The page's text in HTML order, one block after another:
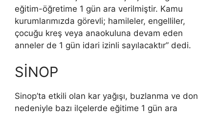
eğitim-öğretime 1 gün ara verilmiştir. Kamu
kurumlarımızda görevli; hamileler, engelliler,
çocuğu kreş veya anaokuluna devam eden
anneler de 1 gün idari izinli sayılacaktır” dedi.
SİNOP
Sinop’ta etkili olan kar yağışı, buzlanma ve don
nedeniyle bazı ilçelerde eğitime 1 gün ara